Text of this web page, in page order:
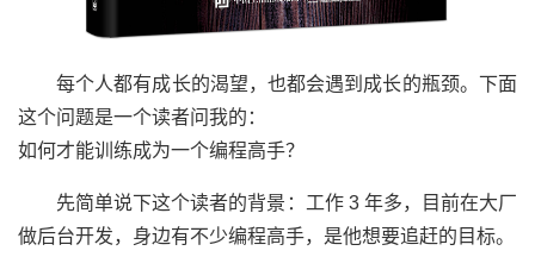
每个人都有成长的渴望，也都会遇到成长的瓶颈。下面
这个问题是一个读者问我的：
如何才能训练成为一个编程高手？
先简单说下这个读者的背景：工作 3 年多，目前在大厂
做后台开发，身边有不少编程高手，是他想要追赶的目标。